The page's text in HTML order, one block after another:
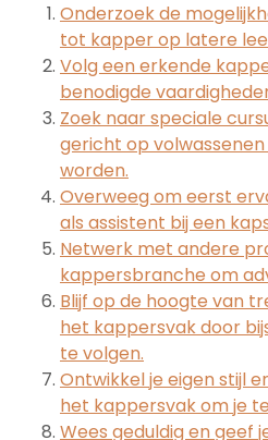
Onderzoek de
tot kapper op latere
Volg een erkende
benodigde
Zoek naar speciale
gericht op
worden.
Overweeg om eerst
als assistent bij een
Netwerk met andere
kappersbranche om
Blijf op de hoogte van
het kappersvak door
te volgen.
Ontwikkel je eigen stijl
het kappersvak om je
Wees geduldig en geef